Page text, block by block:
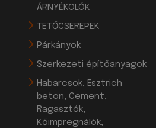
ÁRNYÉKOLÓK
TETŐCSEREPEK
Párkányok
Szerkezeti építőanyagok
Habarcsok, Esztrich
beton, Cement,
Ragasztók,
Kőimpregnálók,